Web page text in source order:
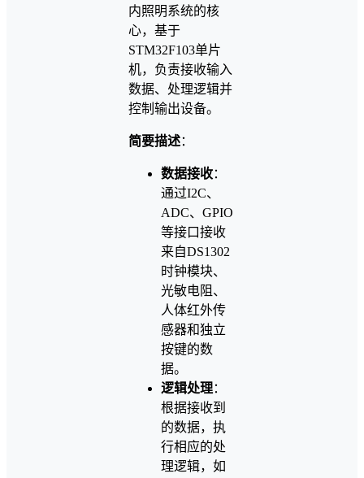
内照明系统的核
心，基于
STM32F103单片
机，负责接收输入
数据、处理逻辑并
控制输出设备。
简要描述：
数据接收：
通过I2C、
ADC、GPIO
等接口接收
来自DS1302
时钟模块、
光敏电阻、
人体红外传
感器和独立
按键的数
据。
逻辑处理：
根据接收到
的数据，执
行相应的处
理逻辑，如